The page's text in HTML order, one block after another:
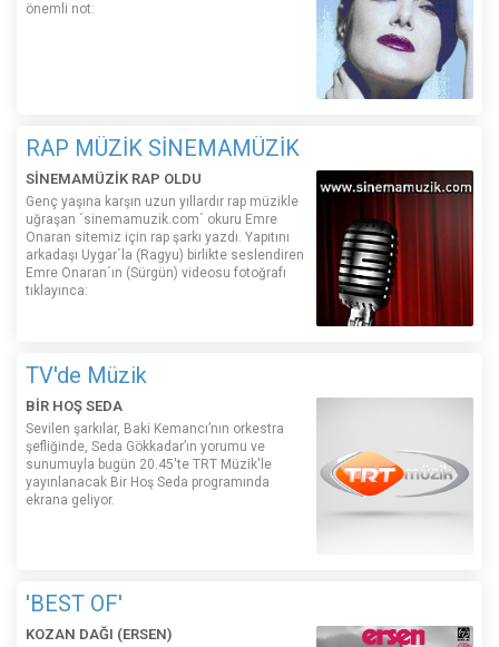
önemli not:
RAP MÜZİK SİNEMAMÜZİK
SİNEMAMÜZİK RAP OLDU
Genç yaşına karşın uzun yıllardır rap müzikle
uğraşan ´sinemamuzik.com´ okuru Emre
Onaran sitemiz için rap şarkı yazdı. Yapıtını
arkadaşı Uygar´la (Ragyu) birlikte seslendiren
Emre Onaran´ın (Sürgün) videosu fotoğrafı
tıklayınca:
TV'de Müzik
BİR HOŞ SEDA
Sevilen şarkılar, Baki Kemancı’nın orkestra
şefliğinde, Seda Gökkadar’ın yorumu ve
sunumuyla bugün 20.45'te TRT Müzik'le
yayınlanacak Bir Hoş Seda programında
ekrana geliyor.
'BEST OF'
KOZAN DAĞI (ERSEN)